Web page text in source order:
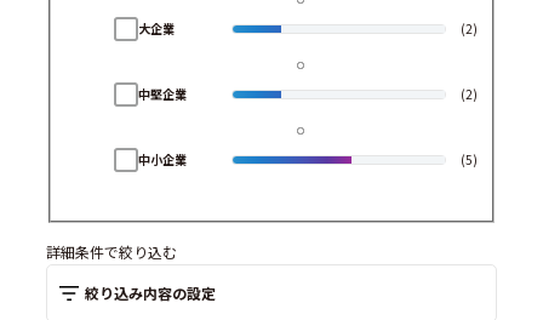
大企業 (2)
中堅企業 (2)
中小企業 (5)
詳細条件で絞り込む
絞り込み内容の設定